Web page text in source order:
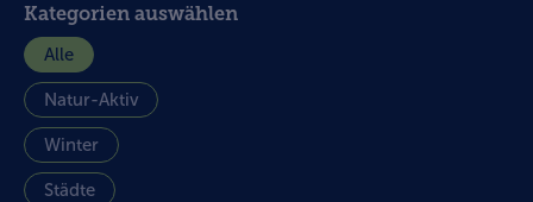
Kategorien auswählen
Alle
Natur-Aktiv
Winter
Städte